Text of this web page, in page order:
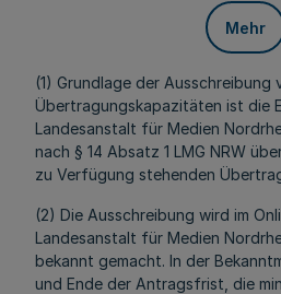
Mehr
(1) Grundlage der Ausschreibung
Übertragungskapazitäten ist die
Landesanstalt für Medien
nach § 14 Absatz 1 LMG NRW
zu Verfügung stehenden
(2) Die Ausschreibung wird im
Landesanstalt für Medien
bekannt gemacht. In der
und Ende der Antragsfrist, die